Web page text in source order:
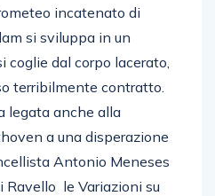
incatenato di
si sviluppa in un
coglie dal corpo lacerato,
terribilmente contratto.
legata anche alla
a una disperazione
Antonio Meneses
Ravello le Variazioni su